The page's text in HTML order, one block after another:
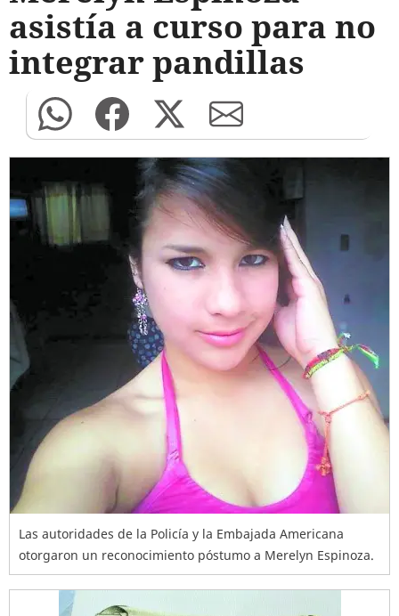
asistía a curso para no
integrar pandillas
Las autoridades de la Policía y la Embajada Americana
otorgaron un reconocimiento póstumo a Merelyn Espinoza.